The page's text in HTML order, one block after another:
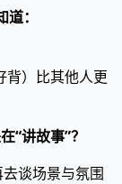
：
背）比其他人更
“讲故事”？
谈场景与氛围